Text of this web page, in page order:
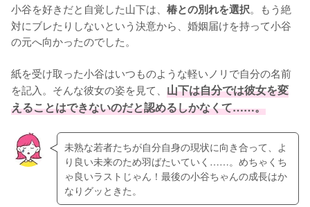
小谷を好きだと自覚した山下は、 椿との別れを選択。もう絶
対にブレたりしないという決意から、婚姻届けを持って小谷
の元へ向かったのでした。
紙を受け取った小谷はいつものような軽いノリで自分の名前
を記入。そんな彼女の姿を見て、 山下は自分では彼女を変
えることはできないのだと認めるしかなくて……。
未熟な若者たちが自分自身の現状に向き合って、よ
り良い未来のため羽ばたいていく……。めちゃくち
ゃ良いラストじゃん！最後の小谷ちゃんの成長はか
なりグッときた。